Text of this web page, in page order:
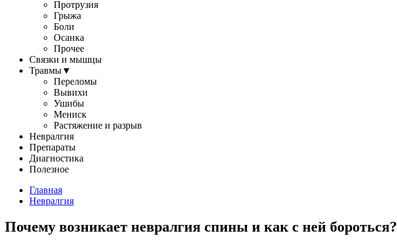
Протрузия
Грыжа
Боли
Осанка
Прочее
Связки и мышцы
Травмы▼
Переломы
Вывихи
Ушибы
Мениск
Растяжение и разрыв
Невралгия
Препараты
Диагностика
Полезное
Главная
Невралгия
Почему возникает невралгия спины и как с ней бороться?